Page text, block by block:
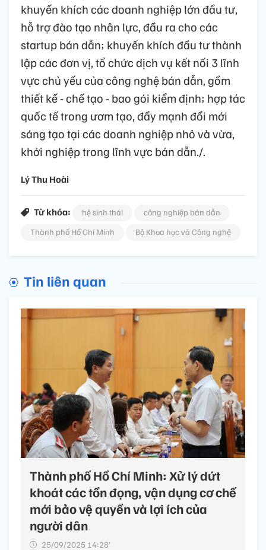
khuyến khích các doanh nghiệp lớn đầu tư,
hỗ trợ đào tạo nhân lực, đầu ra cho các
startup bán dẫn; khuyến khích đầu tư thành
lập các đơn vị, tổ chức dịch vụ kết nối 3 lĩnh
vực chủ yếu của công nghệ bán dẫn, gồm
thiết kế - chế tạo - bao gói kiểm định; hợp tác
quốc tế trong ươm tạo, đẩy mạnh đổi mới
sáng tạo tại các doanh nghiệp nhỏ và vừa,
khởi nghiệp trong lĩnh vực bán dẫn./.
Lý Thu Hoài
Từ khóa: hệ sinh thái
công nghiệp bán dẫn
Thành phố Hồ Chí Minh
Bộ Khoa học và Công nghệ
Tin liên quan
Thành phố Hồ Chí Minh: Xử lý dứt
khoát các tồn đọng, vận dụng cơ chế
mới bảo vệ quyền và lợi ích của
người dân
25/09/2025 14:28’